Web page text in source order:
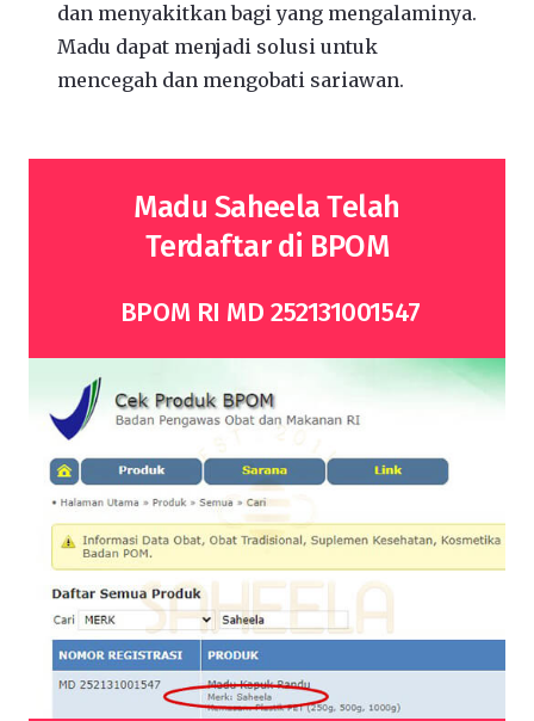
dan menyakitkan bagi yang mengalaminya.
Madu dapat menjadi solusi untuk
mencegah dan mengobati sariawan.
Madu Saheela Telah
Terdaftar di BPOM
BPOM RI MD 252131001547